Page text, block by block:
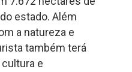
estado. Além
a natureza e
também terá
e